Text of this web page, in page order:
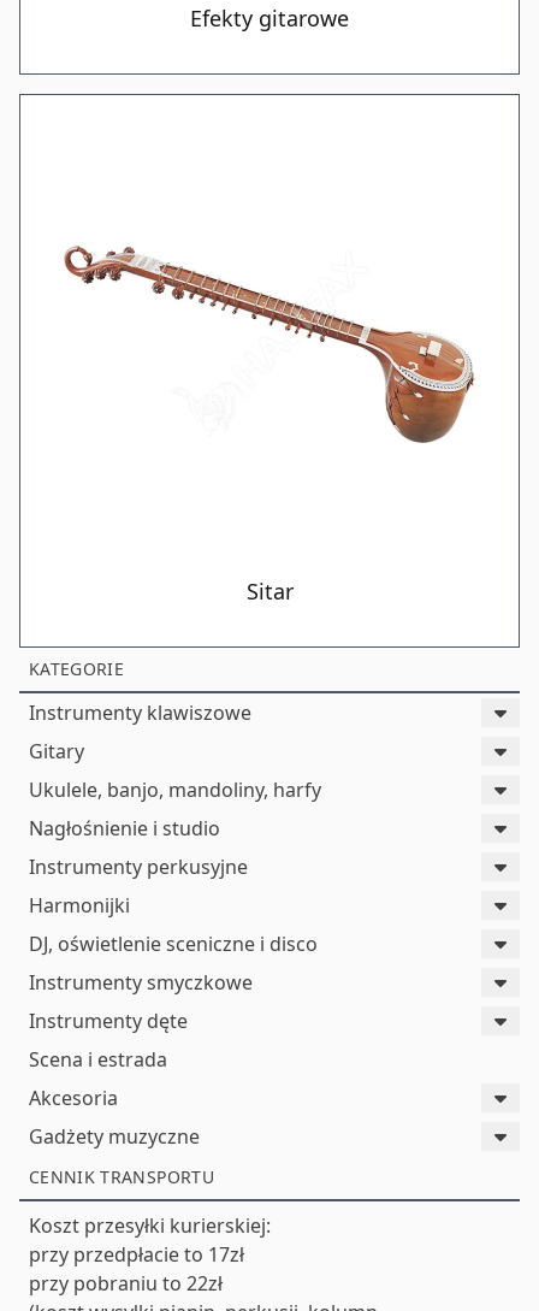
KATEGORIE
Instrumenty klawiszowe
Gitary
Ukulele, banjo, mandoliny, harfy
Nagłośnienie i studio
Instrumenty perkusyjne
Harmonijki
DJ, oświetlenie sceniczne i disco
Instrumenty smyczkowe
Instrumenty dęte
Scena i estrada
Akcesoria
Gadżety muzyczne
CENNIK TRANSPORTU
Koszt przesyłki kurierskiej:
przy przedpłacie to 17zł
przy pobraniu to 22zł
Efekty gitarowe
Sitar